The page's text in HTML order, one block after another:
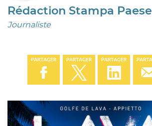
Rédaction Stampa Paese
Journaliste